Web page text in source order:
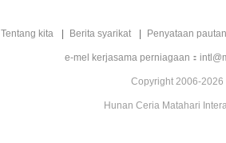
Tentang kita Berita syarikat Penyataan
e-mel kerjasama perniagaan：
Copyright 2006-2026
Hunan Ceria Matahari